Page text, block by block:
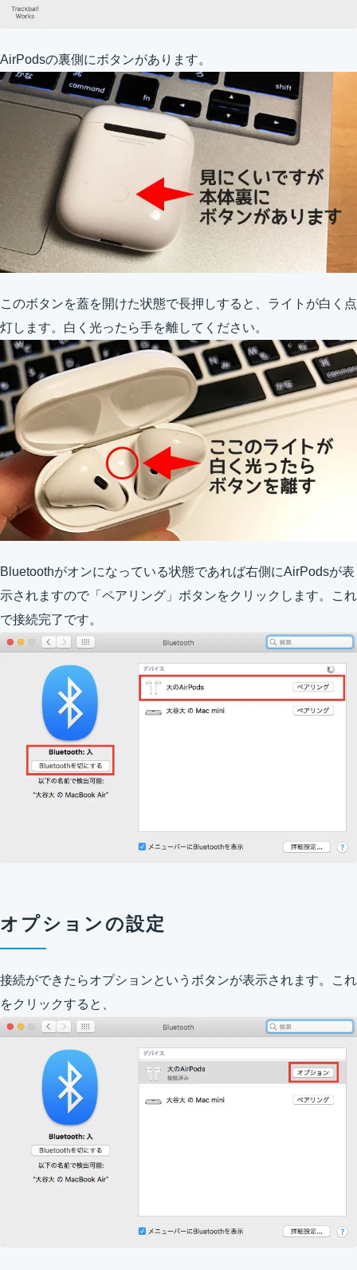
AirPodsの裏側にボタンがあります。
このボタンを蓋を開けた状態で長押しすると、ライトが白く点
灯します。白く光ったら手を離してください。
Bluetoothがオンになっている状態であれば右側にAirPodsが表
示されますので「ペアリング」ボタンをクリックします。これ
で接続完了です。
オプションの設定
接続ができたらオプションというボタンが表示されます。これ
をクリックすると、